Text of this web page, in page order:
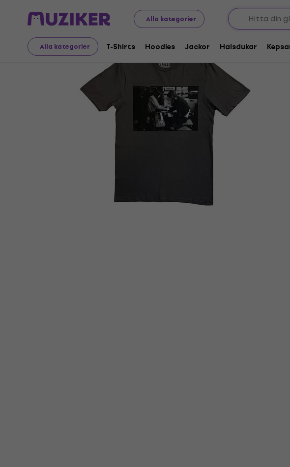
Alla kategorier
Alla kategorier T-Shirts Hoodies Jackor Halsdukar
Merch Musikalisk Merch T-Shirts